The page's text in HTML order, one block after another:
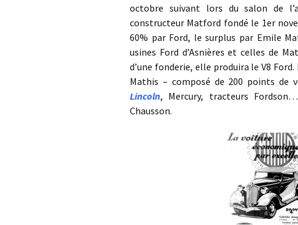
octobre suivant lors du salon de
constructeur Matford fondé le 1er
60% par Ford, le surplus par Emile
usines Ford d’Asnières et celles de
d’une fonderie, elle produira le V8
Mathis – composé de 200 points de
Lincoln, Mercury, tracteurs
Chausson.